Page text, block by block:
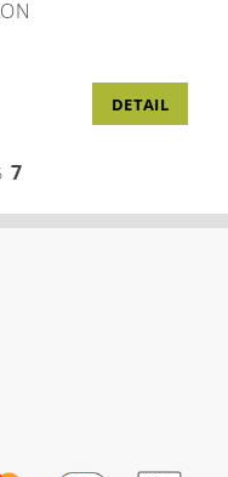
DETAIL
7